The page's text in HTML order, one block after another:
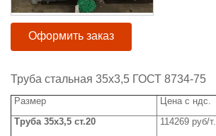
Оформить заказ
Труба стальная 35x3,5 ГОСТ 8734-75
Размер
Цена с ндс.
Труба 35х3,5 ст.20
114269 руб/т.